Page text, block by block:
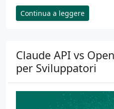
Continua a leggere
Claude API vs
per Sviluppatori